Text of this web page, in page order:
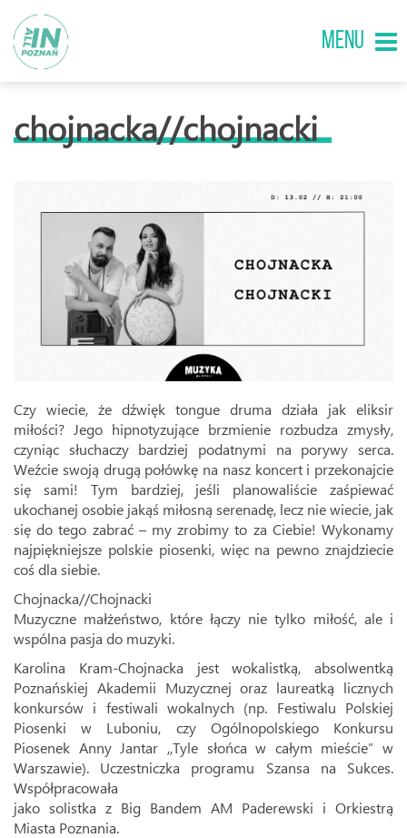
MENU
chojnacka//chojnacki
Czy wiecie, że dźwięk tongue druma działa jak eliksir
miłości? Jego hipnotyzujące brzmienie rozbudza zmysły,
czyniąc słuchaczy bardziej podatnymi na porywy serca.
Weźcie swoją drugą połówkę na nasz koncert i przekonajcie
się sami! Tym bardziej, jeśli planowaliście zaśpiewać
ukochanej osobie jakąś miłosną serenadę, lecz nie wiecie, jak
się do tego zabrać – my zrobimy to za Ciebie! Wykonamy
najpiękniejsze polskie piosenki, więc na pewno znajdziecie
coś dla siebie.
Chojnacka//Chojnacki
Muzyczne małżeństwo, które łączy nie tylko miłość, ale i
wspólna pasja do muzyki.
Karolina Kram-Chojnacka jest wokalistką, absolwentką
Poznańskiej Akademii Muzycznej oraz laureatką licznych
konkursów i festiwali wokalnych (np. Festiwalu Polskiej
Piosenki w Luboniu, czy Ogólnopolskiego Konkursu
Piosenek Anny Jantar ,,Tyle słońca w całym mieście” w
Warszawie). Uczestniczka programu Szansa na Sukces.
Współpracowała
jako solistka z Big Bandem AM Paderewski i Orkiestrą
Miasta Poznania.